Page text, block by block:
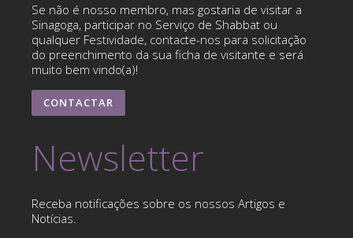
Se não é nosso membro, mas gostaria de visitar a
Sinagoga, participar no Serviço de Shabbat ou
qualquer Festividade, contacte-nos para solicitação
do preenchimento da sua ficha de visitante e será
muito bem vindo(a)!
CONTACTAR
Newsletter
Receba notificações sobre os nossos Artigos e
Notícias.